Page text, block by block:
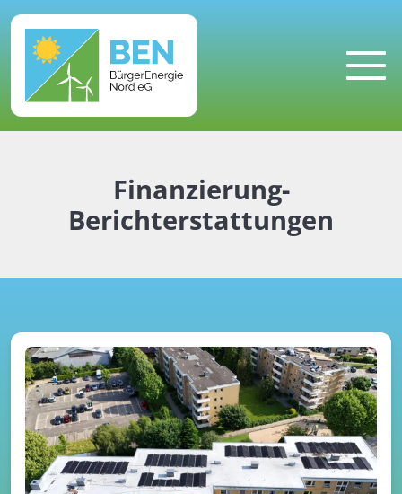
MENU
Finanzierung-
Berichterstattungen